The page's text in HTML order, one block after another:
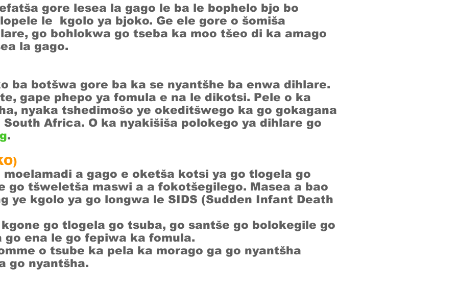
gore lesea la gago le ba le bophelo bjo bo
le kgolo ya bjoko. Ge ele gore o šomiša
go bohlokwa go tseba ka moo tšeo di ka amago
la gago.
ba botšwa gore ba ka se nyantšhe ba enwa dihlare.
gape phepo ya fomula e na le dikotsi. Pele o ka
nyaka tshedimošo ye okeditšwego ka go gokagana
Africa. O ka nyakišiša polokego ya dihlare go
.
a gago e oketša kotsi ya go tlogela go
go tšweletša maswi a a fokotšegilego. Masea a bao
ye kgolo ya go longwa le SIDS (Sudden Infant Death
go tlogela go tsuba, go santše go bolokegile go
go ena le go fepiwa ka fomula.
o tsube ka pela ka morago ga go nyantšha
go nyantšha.